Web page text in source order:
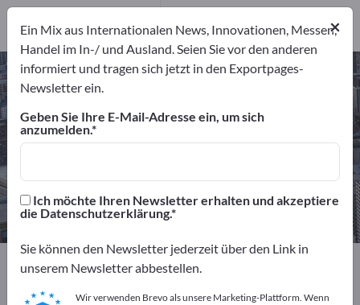
Laserbearbeitung – Hersteller und
Anbieter Hersteller
8 2
Dienstleister8
Distributoren2
Exportpages
Dienstleistungen
×
Ein Mix aus Internationalen News, Innovationen, Messen,
Handel im In-/ und Ausland. Seien Sie vor den anderen
informiert und tragen sich jetzt in den Exportpages-
Newsletter ein.
Geben Sie Ihre E-Mail-Adresse ein, um sich
anzumelden.
Ich möchte Ihren Newsletter erhalten und akzeptiere
die Datenschutzerklärung.
Sie können den Newsletter jederzeit über den Link in
unserem Newsletter abbestellen.
Wir verwenden Brevo als unsere Marketing-Plattform. Wenn